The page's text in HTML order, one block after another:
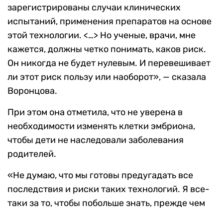
зарегистрированы случаи клинических
испытаний, применения препаратов на основе
этой технологии. <…> Но ученые, врачи, мне
кажется, должны четко понимать, каков риск.
Он никогда не будет нулевым. И перевешивает
ли этот риск пользу или наоборот», — сказала
Воронцова.
При этом она отметила, что не уверена в
необходимости изменять клетки эмбриона,
чтобы дети не наследовали заболевания
родителей.
«Не думаю, что мы готовы предугадать все
последствия и риски таких технологий. Я все-
таки за то, чтобы побольше знать, прежде чем